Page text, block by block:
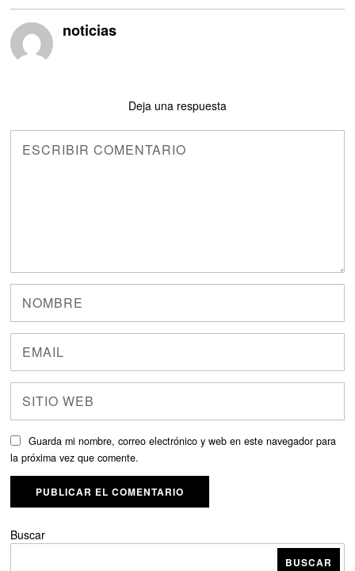
noticias
Deja una respuesta
Guarda mi nombre, correo electrónico y web en este navegador para
la próxima vez que comente.
Buscar
BUSCAR